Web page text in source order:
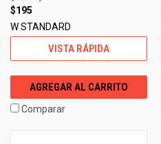
$195
W STANDARD
VISTA RÁPIDA
AGREGAR AL CARRITO
Comparar